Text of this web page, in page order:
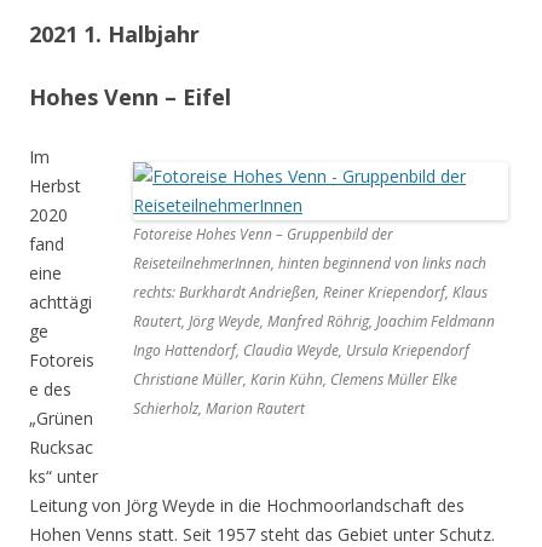
2021 1. Halbjahr
Hohes Venn – Eifel
Fotoreise Hohes Venn – Gruppenbild der
ReiseteilnehmerInnen, hinten beginnend von links nach
rechts: Burkhardt Andrießen, Reiner Kriependorf, Klaus
Rautert, Jörg Weyde, Manfred Röhrig, Joachim Feldmann
Ingo Hattendorf, Claudia Weyde, Ursula Kriependorf
Christiane Müller, Karin Kühn, Clemens Müller Elke
Schierholz, Marion Rautert
Im
Herbst
2020
fand
eine
achttägi
ge
Fotoreis
e des
„Grünen
Rucksac
ks“ unter
Leitung von Jörg Weyde in die Hochmoorlandschaft des
Hohen Venns statt. Seit 1957 steht das Gebiet unter Schutz.